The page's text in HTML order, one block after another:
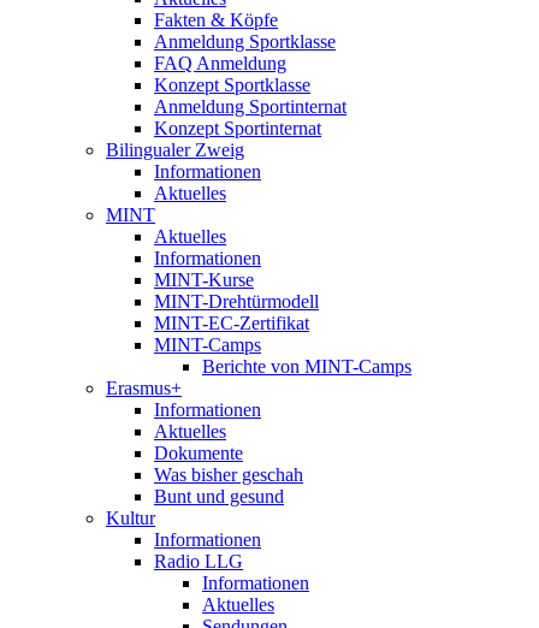
Fakten & Köpfe
Anmeldung Sportklasse
FAQ Anmeldung
Konzept Sportklasse
Anmeldung Sportinternat
Konzept Sportinternat
Bilingualer Zweig
Informationen
Aktuelles
MINT
Aktuelles
Informationen
MINT-Kurse
MINT-Drehtürmodell
MINT-EC-Zertifikat
MINT-Camps
Berichte von MINT-Camps
Erasmus+
Informationen
Aktuelles
Dokumente
Was bisher geschah
Bunt und gesund
Kultur
Informationen
Radio LLG
Informationen
Aktuelles